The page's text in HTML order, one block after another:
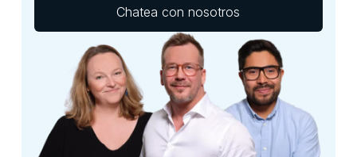
Chatea con nosotros